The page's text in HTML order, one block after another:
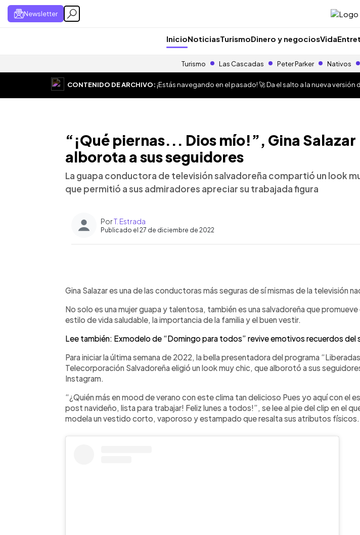
Newsletter
InicioNoticiasTurismoDinero y negociosVida
Turismo Las Cascadas Peter Parker Nativos
CONTENIDO DE ARCHIVO:¡Estás navegando en el pasado! 🚀 Da el salto a la nueva versión
“¡Qué piernas... Dios mío!”, Gina Salazar
alborota a sus seguidores
La guapa conductora de televisión salvadoreña compartió un look
que permitió a sus admiradores apreciar su trabajada figura
PorT. Estrada
Publicado el 27 de diciembre de 2022
Escuchar artículo
Gina Salazar es una de las conductoras más seguras de sí mismas de la televisión
No solo es una mujer guapa y talentosa, también es una salvadoreña que promueve
estilo de vida saludable, la importancia de la familia y el buen vestir.
Lee también: Exmodelo de “Domingo para todos” revive emotivos recuerdos del
Para iniciar la última semana de 2022, la bella presentadora del programa
Telecorporación Salvadoreña eligió un look muy chic, que alborotó a sus
Instagram.
“¿Quién más en mood de verano con este clima tan delicioso Pues yo aquí con el
post navideño, lista para trabajar! Feliz lunes a todos!”, se lee al pie del clip en el
modela un vestido corto, vaporoso y estampado que resalta sus atributos físicos.